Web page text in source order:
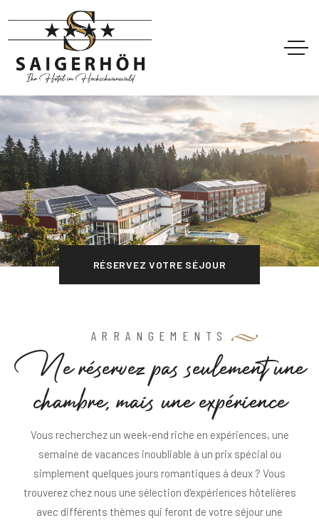
RÉSERVEZ VOTRE SÉJOUR
ARRANGEMENTS
Neréservezpas seulementune
chambre,mais une expérience
Vous recherchez un week-end riche en expériences, une
semaine de vacances inoubliable à un prix spécial ou
simplement quelques jours romantiques à deux ? Vous
trouverez chez nous une sélection d'expériences hôtelières
avec différents thèmes qui feront de votre séjour une
Journ